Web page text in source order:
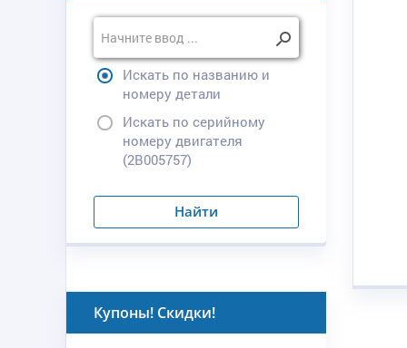
Искать по названию и
номеру детали
Искать по серийному
номеру двигателя
(2B005757)
Найти
Купоны! Скидки!